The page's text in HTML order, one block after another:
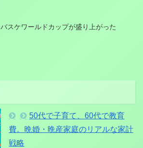
バスケワールドカップが盛り上がった
50代で子育て、60代で教育
費。晩婚・晩産家庭のリアルな家計
戦略